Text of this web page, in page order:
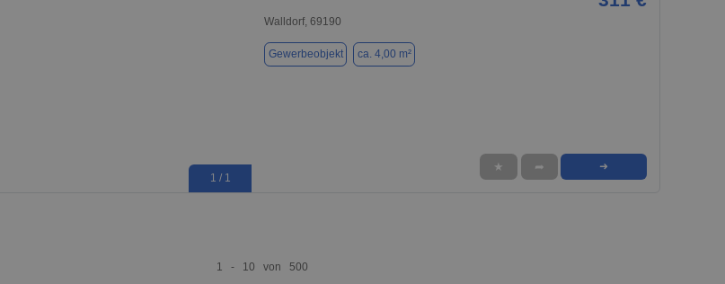
1 / 1
Walldorf, 69190
Gewerbeobjekt ca. 4,00 m²
★ ➦ ➜
1 - 10 von 500